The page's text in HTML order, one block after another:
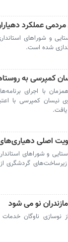
مردمی عملکرد
و شوراهای
شده است.
با اجرای
اصلی
و شوراهای
زیرساخت‌های گردشگری
نو می شود